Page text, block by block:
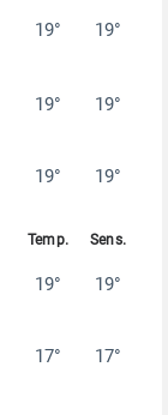
19° 19°
19° 19°
19° 19°
19° 19°
17° 17°